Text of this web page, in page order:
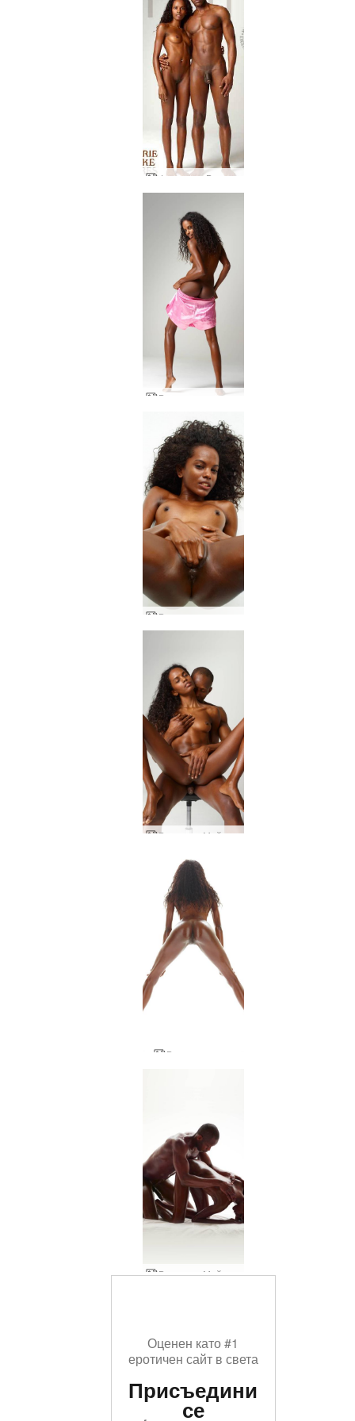
Фигури на Валери и Майк
Валери срита задника
Валери и Майк се докосват
Валери виксен
Валери и Майк лъскави тела
Оценен като #1
еротичен сайт в света
Присъедини
се